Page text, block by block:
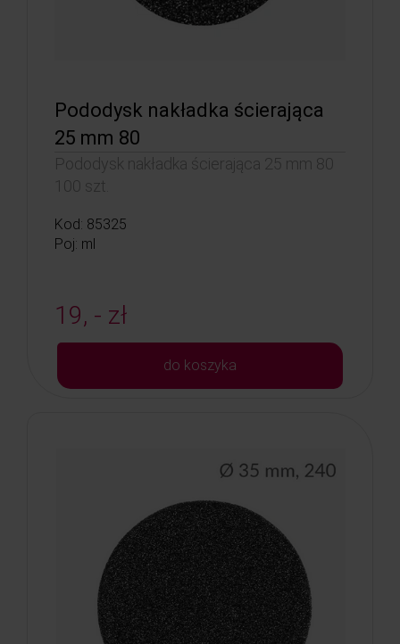
Pododysk nakładka ścierająca
25 mm 80
Pododysk nakładka ścierająca 25 mm 80
100 szt.
Kod: 85325
Poj: ml
19, - zł
do koszyka